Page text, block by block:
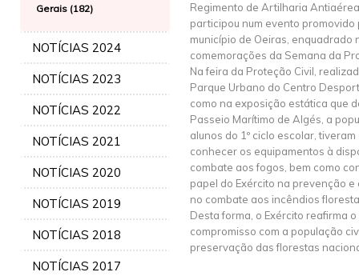
Gerais (182)
NOTÍCIAS 2024
NOTÍCIAS 2023
NOTÍCIAS 2022
NOTÍCIAS 2021
NOTÍCIAS 2020
NOTÍCIAS 2019
NOTÍCIAS 2018
NOTÍCIAS 2017
Regimento de Artilharia Antiaérea
participou num evento promovido
município de Oeiras, enquadrado
comemorações da Semana da
Na feira da Proteção Civil,
Parque Urbano do Centro
como na exposição estática que
Passeio Marítimo de Algés, a
alunos do 1º ciclo escolar,
conhecer os equipamentos à
combate aos fogos, bem como
papel do Exército na prevenção
no combate aos incêndios
Desta forma, o Exército reafirma
compromisso com a população
preservação das florestas